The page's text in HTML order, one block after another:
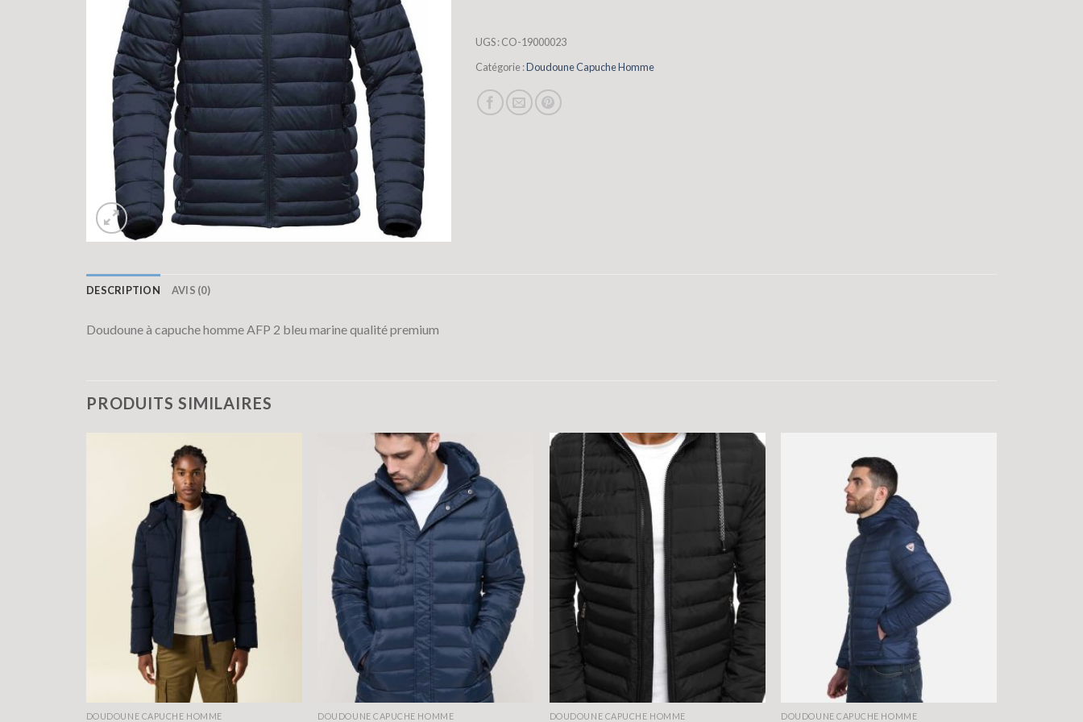
UGS :CO-19000023
Catégorie :Doudoune Capuche Homme
DESCRIPTION AVIS (0)
Doudoune à capuche homme AFP 2 bleu marine qualité premium
PRODUITS SIMILAIRES
DOUDOUNE CAPUCHE HOMME DOUDOUNE CAPUCHE HOMME DOUDOUNE CAPUCHE HOMME DOUDOUNE CAPUCHE HOMME